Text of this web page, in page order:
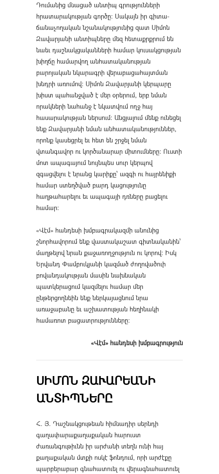
Դումանից մնացած անտիպ գրությունների
հրատարակության գործը։ Սակայն իր գիտա-
ճանաչողական նշանակությունից զատ Սիմոն
Զավարյանի անտիպները մեզ հետաքրքրում են
նաեւ դաշնակցականների համար կուսակցության
խիղճը համարվող անհատականության
բարոյական նկարագրի վերաբացահայտման
խնդրի առումով։ Սիմոն Զավարյանի կերպարը
խիստ պահանջված է մեր օրերում, երբ նման
որակների նահանջ է նկատվում ողջ հայ
հասարակության ներսում։ Անցյալում մենք ունեցել
ենք Զավարյանի նման անհատականություններ,
որոնք կասեցրել եւ հետ են շրջել նման
վտանգավոր ու կործանարար միտումները։ Ուստի
մոտ ապագայում նույնպես սուր կերպով
զգացվելու է նրանց կարիքը՝ ազգի ու հայրենիքի
համար ստեղծված բարդ կացությունը
հաղթահարելու եւ ապագայի դռները բացելու
համար։
«Վէմ» հանդեսի խմբագրակազմի անունից
շնորհավորում ենք վաստակաշատ գիտնականին՝
մաղթելով նրան քաջառողջություն ու կորով։ Իսկ
Երվանդ Փամբուկյանի կազմած ժողովածուի
բովանդակության մասին նախնական
պատկերացում կազմելու համար մեր
ընթերցողնեին ենք ներկայացնում նրա
առաջաբանը եւ աշխատության հեղինակի
համառոտ բացատրությունները։
«Վէմ» հանդեսի խմբագրություն
ՍԻՄՈՆ ԶԱՒԱՐԵԱՆԻ
ԱՆՏԻՊՆԵՐԸ
Հ. Յ. Դաշնակցութեան հիմնադիր սերնդի
գաղափարաքաղաքական հարուստ
ժառանգութիւնն իր արժանի տեղն ունի հայ
քաղաքական մտքի ոսկէ ֆոնդում, որի արժէքը
պարբերաբար գնահատուել ու վերագնահատուել